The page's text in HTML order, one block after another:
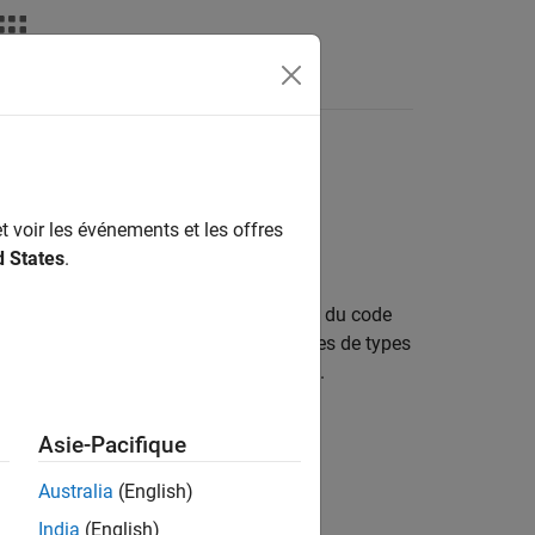
version en anglais.
permettent d’améliorer la lisibilité du code
d’énumération doivent être dérivées de types
est représentée dans le code généré.
voir les événements et les offres
States.
Asie-Pacifique
Australia (English)
India (English)